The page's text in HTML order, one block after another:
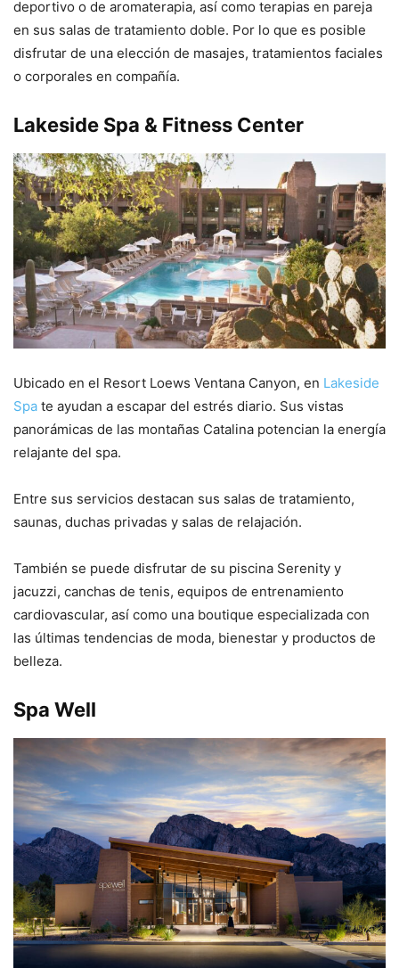
deportivo o de aromaterapia, así como terapias en pareja
en sus salas de tratamiento doble. Por lo que es posible
disfrutar de una elección de masajes, tratamientos faciales
o corporales en compañía.
Lakeside Spa & Fitness Center
Ubicado en el Resort Loews Ventana Canyon, en Lakeside
Spa te ayudan a escapar del estrés diario. Sus vistas
panorámicas de las montañas Catalina potencian la energía
relajante del spa.
Entre sus servicios destacan sus salas de tratamiento,
saunas, duchas privadas y salas de relajación.
También se puede disfrutar de su piscina Serenity y
jacuzzi, canchas de tenis, equipos de entrenamiento
cardiovascular, así como una boutique especializada con
las últimas tendencias de moda, bienestar y productos de
belleza.
Spa Well